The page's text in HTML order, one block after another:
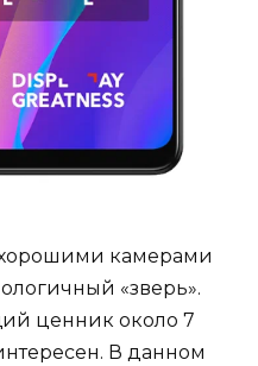
камерами
«зверь».
ценник около 7
В данном